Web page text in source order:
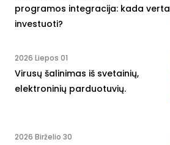
programos integracija: kada verta
investuoti?
2026 Liepos 01
Virusų šalinimas iš svetainių,
elektroninių parduotuvių.
2026 Birželio 30